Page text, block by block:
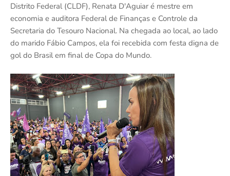
Distrito Federal (CLDF), Renata D'Aguiar é mestre em
economia e auditora Federal de Finanças e Controle da
Secretaria do Tesouro Nacional. Na chegada ao local, ao lado
do marido Fábio Campos, ela foi recebida com festa digna de
gol do Brasil em final de Copa do Mundo.